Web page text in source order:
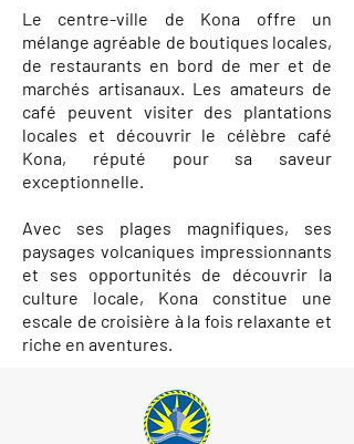
Le centre-ville de Kona offre un
mélange agréable de boutiques locales,
de restaurants en bord de mer et de
marchés artisanaux. Les amateurs de
café peuvent visiter des plantations
locales et découvrir le célèbre café
Kona, réputé pour sa saveur
exceptionnelle.
Avec ses plages magnifiques, ses
paysages volcaniques impressionnants
et ses opportunités de découvrir la
culture locale, Kona constitue une
escale de croisière à la fois relaxante et
riche en aventures.